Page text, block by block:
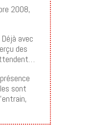
2008,
avec
des
sont